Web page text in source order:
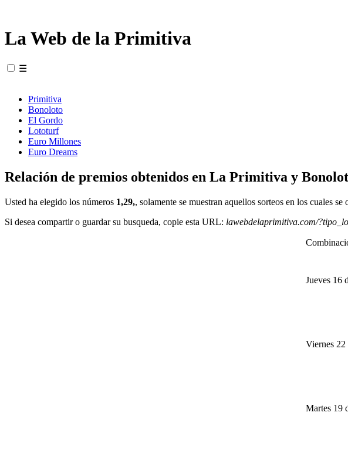
La Web de la Primitiva
☰
Primitiva
Bonoloto
El Gordo
Lototurf
Euro Millones
Euro Dreams
Relación de premios obtenidos en La Primitiva y
Usted ha elegido los números 1,29,, solamente se muestran aquellos sorteos en los cuales se
Si desea compartir o guardar su busqueda, copie esta URL: lawebdelaprimitiva.com/
Jueves 16
Viernes
Martes 19